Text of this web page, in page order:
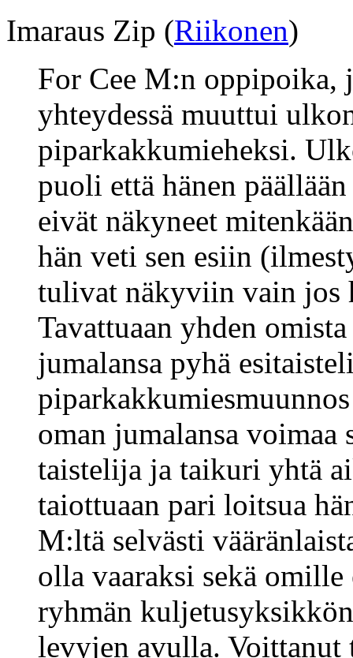
Imaraus Zip (Riikonen)
For Cee M:n
yhteydessä muuttui
piparkakkumieheksi.
puoli että hänen
eivät näkyneet
hän veti sen esiin
tulivat näkyviin vain jos
Tavattuaan yhden
jumalansa pyhä
oman jumalansa voimaa
taistelija ja taikuri yhtä
taiottuaan pari loitsua
M:ltä selvästi
olla vaaraksi sekä
ryhmän
levyjen avulla. Voittanut